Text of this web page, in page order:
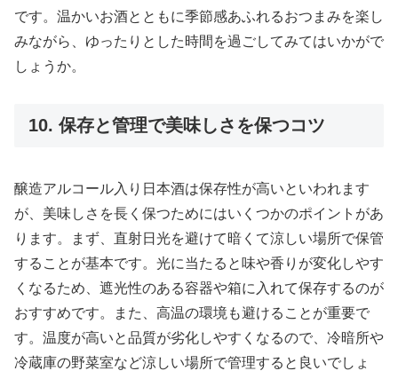
です。温かいお酒とともに季節感あふれるおつまみを楽し
みながら、ゆったりとした時間を過ごしてみてはいかがで
しょうか。
10. 保存と管理で美味しさを保つコツ
醸造アルコール入り日本酒は保存性が高いといわれます
が、美味しさを長く保つためにはいくつかのポイントがあ
ります。まず、直射日光を避けて暗くて涼しい場所で保管
することが基本です。光に当たると味や香りが変化しやす
くなるため、遮光性のある容器や箱に入れて保存するのが
おすすめです。また、高温の環境も避けることが重要で
す。温度が高いと品質が劣化しやすくなるので、冷暗所や
冷蔵庫の野菜室など涼しい場所で管理すると良いでしょ